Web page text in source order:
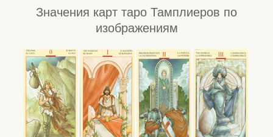
Значения карт таро Тамплиеров по
изображениям